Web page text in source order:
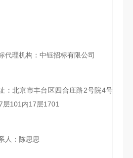
代理机构：中钰招标有限公司
：北京市丰台区四合庄路2号院4号
层101内17层1701
人：陈思思